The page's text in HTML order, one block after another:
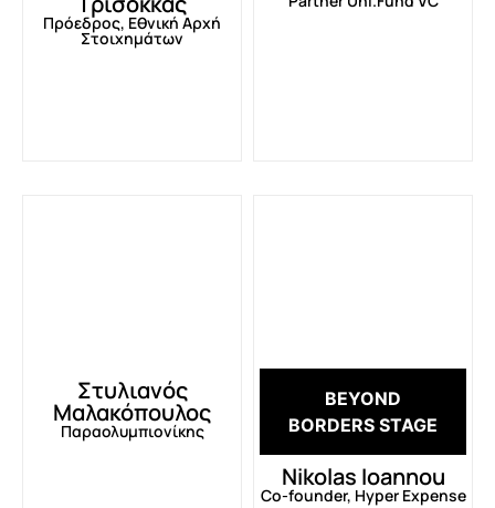
Πρόεδρος, Εθνική Αρχή
Στοιχημάτων
Στυλιανός
Μαλακόπουλος
Παραολυμπιονίκης
BEYOND
BORDERS STAGE
Nikolas Ioannou
Co-founder, Hyper Expense